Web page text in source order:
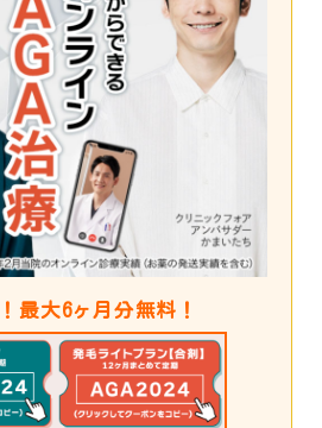
最大6ヶ月分無料！